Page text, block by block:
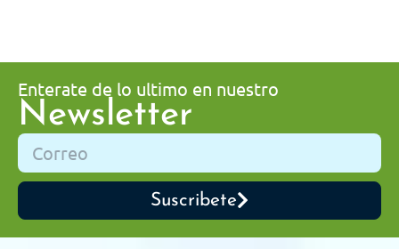
Enterate de lo ultimo en nuestro
Newsletter
Suscribete